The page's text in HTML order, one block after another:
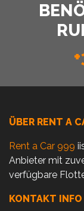
ÜBER RENT A
Rent a Car 999
Anbieter mit
verfügbare
KONTAKT INFO